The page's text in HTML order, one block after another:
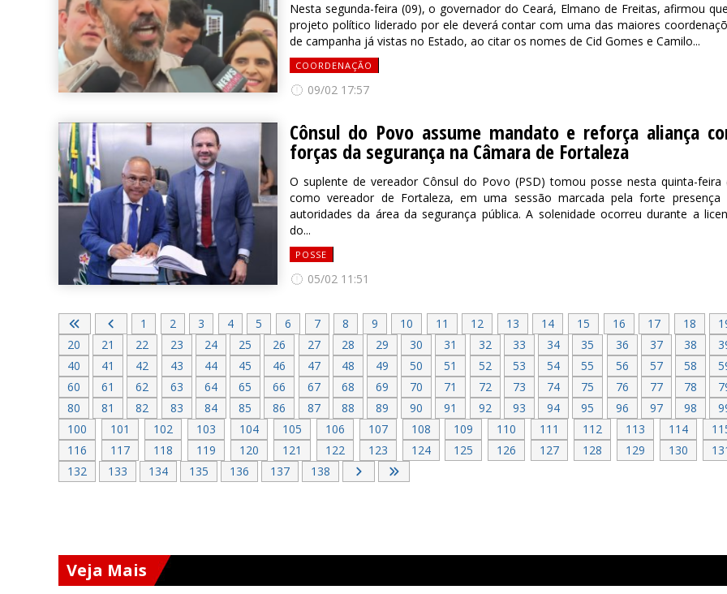
Nesta segunda-feira (09), o governador do Ceará, Elmano de Freitas, afirmou
projeto político liderado por ele deverá contar com uma das maiores
de campanha já vistas no Estado, ao citar os nomes de Cid Gomes e Camilo...
COORDENAÇÃO
09/02 17:57
Cônsul do Povo assume mandato e reforça aliança
forças da segurança na Câmara de Fortaleza
O suplente de vereador Cônsul do Povo (PSD) tomou posse nesta quinta-feira
como vereador de Fortaleza, em uma sessão marcada pela forte presença
autoridades da área da segurança pública. A solenidade ocorreu durante a
do...
POSSE
05/02 11:51
1 2 3 4 5 6 7 8 9 10 11 12 13 14 15 16 17 18
20
21 22 23 24 25 26 27 28 29 30 31 32 33 34 35 36 37 38
40
41 42 43 44 45 46 47 48 49 50 51 52 53 54 55 56 57 58
60
61 62 63 64 65 66 67 68 69 70 71 72 73 74 75 76 77 78
80
81 82 83 84 85 86 87 88 89 90 91 92 93 94 95 96 97 98
100
101 102 103 104 105 106 107 108 109 110 111 112 113 114
116
117 118 119 120 121 122 123 124 125 126 127 128 129 130
132
133 134 135 136 137 138
Veja Mais